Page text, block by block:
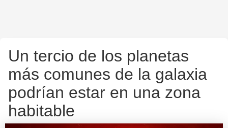
Un tercio de los planetas
más comunes de la galaxia
podrían estar en una zona
habitable